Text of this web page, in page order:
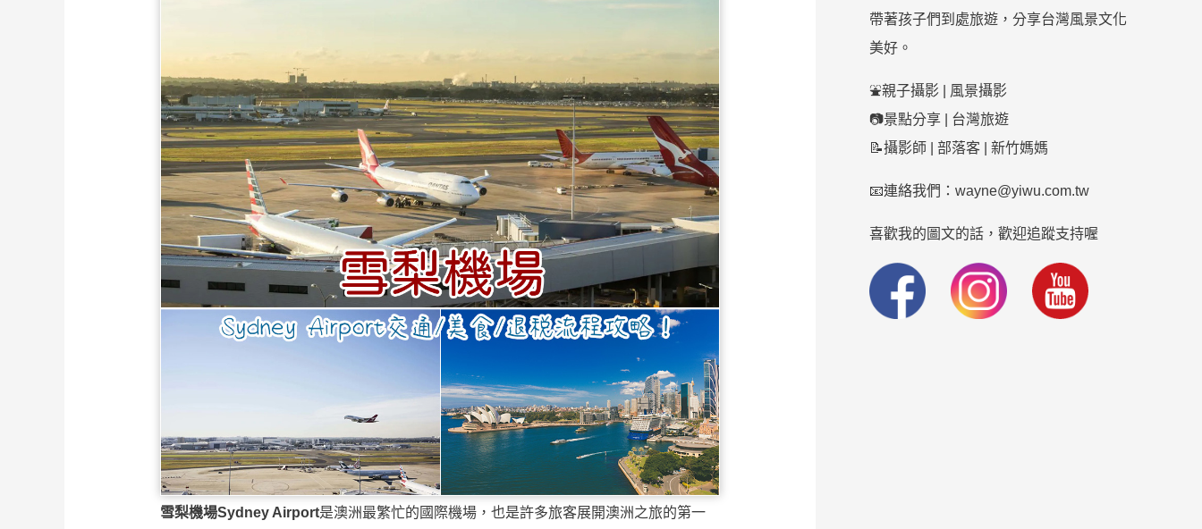
雪梨機場Sydney Airport是澳洲最繁忙的國際機場，也是許多旅客展開澳洲之旅的第一
帶著孩子們到處旅遊，分享台灣風景文化
美好。
⛲親子攝影 | 風景攝影
📷景點分享 | 台灣旅遊
📝攝影師 | 部落客 | 新竹媽媽
📧連絡我們：wayne@yiwu.com.tw
喜歡我的圖文的話，歡迎追蹤支持喔